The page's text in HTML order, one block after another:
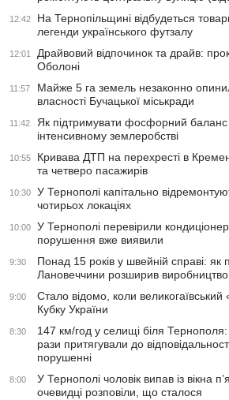
12:42
На Тернопільщині відбудеться
легенди українського футзалу
12:01
Драйвовий відпочинок та драйв:
Оболоні
11:57
Майже 5 га земель незаконно
власності Бучацької міськради
11:42
Як підтримувати фосфорний баланс
інтенсивному землеробстві
10:55
Кривава ДТП на перехресті в
та четверо пасажирів
10:30
У Тернополі капітально
чотирьох локаціях
10:00
У Тернополі перевірили
порушення вже виявили
9:30
Понад 15 років у швейній справі: як
Лановеччини розширив виробництво
9:00
Стало відомо, коли великогаївський
Кубку України
8:30
147 км/год у селищі біля Тернополя:
рази притягували до
порушенні
8:00
У Тернополі чоловік випав із вікна
очевидці розповіли, що сталося